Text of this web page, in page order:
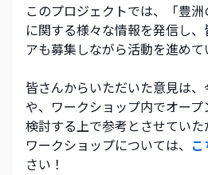
このプロジェクトでは、「豊洲
に関する様々な情報を発信し
アも募集しながら活動を進めて
皆さんからいただいた意見は
や、ワークショップ内でオープ
検討する上で参考とさせていた
ワークショップについては、
さい！